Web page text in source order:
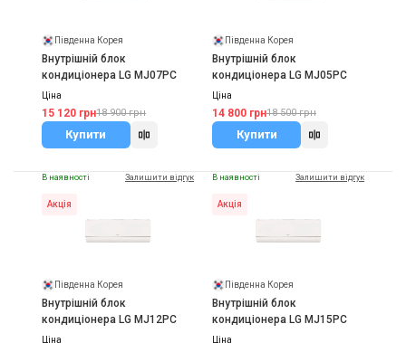
Південна Корея
Внутрішній блок
кондиціонера LG MJ07PC
Ціна
15 120 грн18 900 грн
Купити
Південна Корея
Внутрішній блок
кондиціонера LG MJ05PC
Ціна
14 800 грн18 500 грн
Купити
В наявності Залишити відгук
Акція
Південна Корея
Внутрішній блок
кондиціонера LG MJ12PC
Ціна
В наявності Залишити відгук
Акція
Південна Корея
Внутрішній блок
кондиціонера LG MJ15PC
Ціна